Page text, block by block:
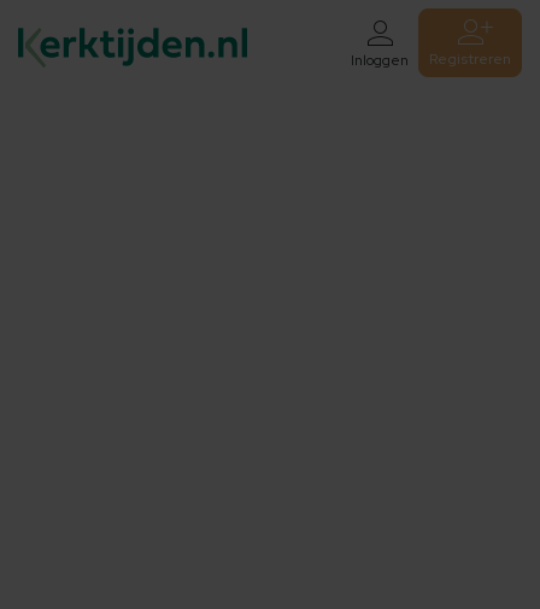
Inloggen Registreren